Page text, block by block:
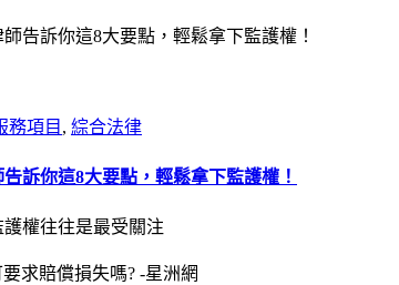
務項目 , 綜合法律
訴你這8大要點，輕鬆拿下監護權！
權往往是最受關注